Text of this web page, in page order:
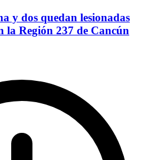
y dos quedan lesionadas
la Región 237 de Cancún